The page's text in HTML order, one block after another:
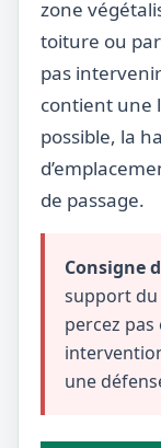
zone
toiture ou
pas
contient une
possible, la
de passage.
Consigne
support du
percez
une